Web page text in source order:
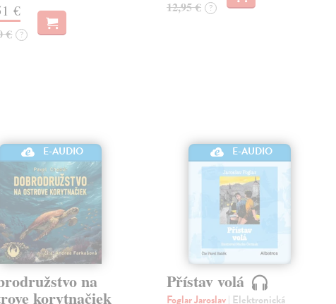
€
€ ?
12,95 € ?
E-AUDIO
na
korytnačiek
E-AUDIO
Přístav volá
Foglar Jaroslav| Elektronická